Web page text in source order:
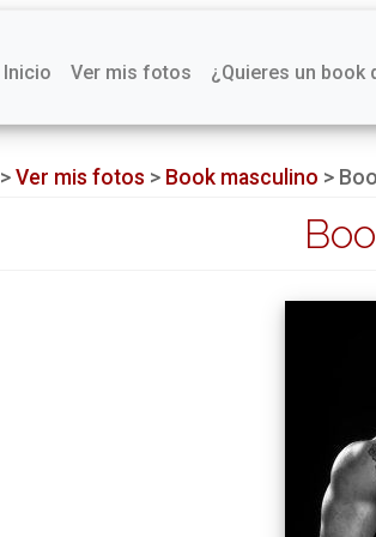
Inicio Ver mis fotos ¿Quieres un book
> Ver mis fotos > Book masculino >